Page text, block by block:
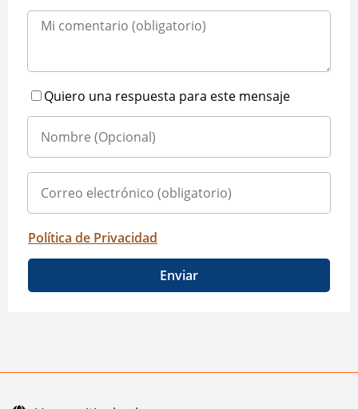
Quiero una respuesta para este mensaje
Política de Privacidad
Enviar